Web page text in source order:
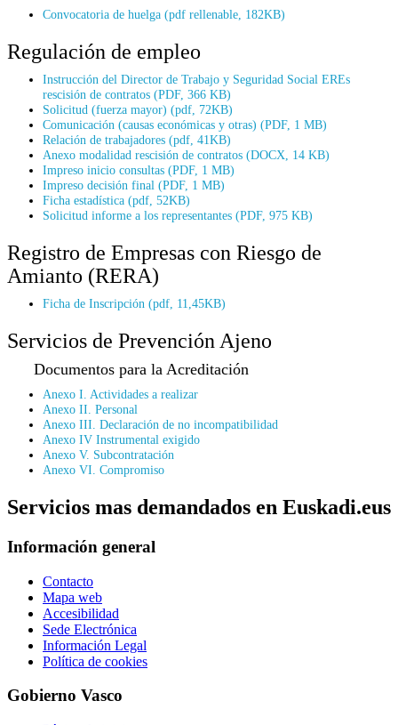
Convocatoria de huelga (pdf rellenable, 182KB)
Regulación de empleo
Instrucción del Director de Trabajo y Seguridad Social EREs
rescisión de contratos (PDF, 366 KB)
Solicitud (fuerza mayor) (pdf, 72KB)
Comunicación (causas económicas y otras) (PDF, 1 MB)
Relación de trabajadores (pdf, 41KB)
Anexo modalidad rescisión de contratos (DOCX, 14 KB)
Impreso inicio consultas (PDF, 1 MB)
Impreso decisión final (PDF, 1 MB)
Ficha estadística (pdf, 52KB)
Solicitud informe a los representantes (PDF, 975 KB)
Registro de Empresas con Riesgo de
Amianto (RERA)
Ficha de Inscripción (pdf, 11,45KB)
Servicios de Prevención Ajeno
Documentos para la Acreditación
Anexo I. Actividades a realizar
Anexo II. Personal
Anexo III. Declaración de no incompatibilidad
Anexo IV Instrumental exigido
Anexo V. Subcontratación
Anexo VI. Compromiso
Servicios mas demandados en Euskadi.eus
Información general
Contacto
Mapa web
Accesibilidad
Sede Electrónica
Información Legal
Política de cookies
Gobierno Vasco